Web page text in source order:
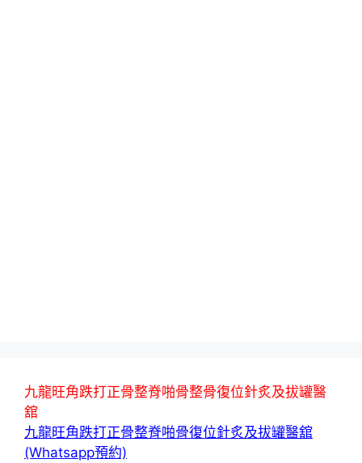
九龍旺角跌打正骨整脊啪骨整骨復位針炙及拔罐醫
舘
九龍旺角跌打正骨整脊啪骨復位針炙及拔罐醫舘
(Whatsapp預約)